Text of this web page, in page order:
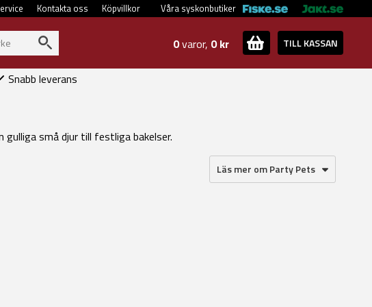
Våra syskonbutiker
Köpvillkor
Kontakta oss
0varor, 0 kr TILL KASSAN
Snabb leverans
små djur till festliga bakelser.
Läs mer om Party Pets